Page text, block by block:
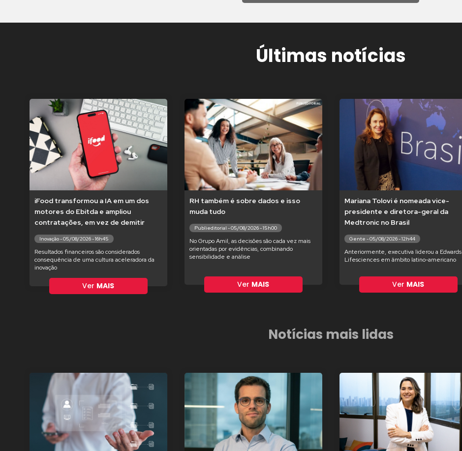
Últimas notícias
iFood transformou a IA em um dos
motores do Ebitda e ampliou
contratações, em vez de demitir
Inovação - 05/08/2026 - 16h45
Resultados financeiros são considerados
consequência de uma cultura aceleradora da
inovação
Ver MAIS
RH também é sobre dados e isso
muda tudo
Publieditorial - 05/08/2026 - 15h00
No Grupo Amil, as decisões são cada vez mais
orientadas por evidências, combinando
sensibilidade e análise
Ver MAIS
Mariana Tolovi é nomeada vice-
presidente e diretora-geral da
Medtronic no Brasil
Gente - 05/08/2026 - 12h44
Anteriormente, executiva liderou a Edwards
Lifesciences em âmbito latino-americano
Ver MAIS
Notícias mais lidas